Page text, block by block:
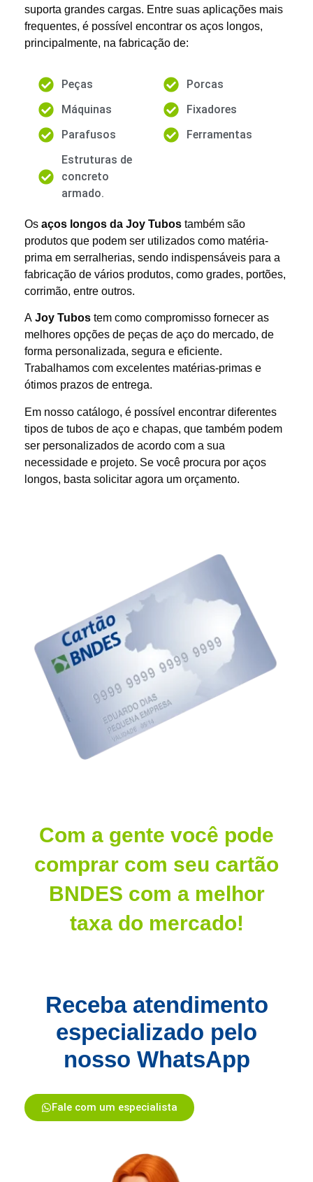
suporta grandes cargas. Entre suas aplicações mais
frequentes, é possível encontrar os aços longos,
principalmente, na fabricação de:
Peças
Máquinas
Parafusos
Estruturas de
concreto
armado.
Porcas
Fixadores
Ferramentas
Os aços longos da Joy Tubos também são
produtos que podem ser utilizados como matéria-
prima em serralherias, sendo indispensáveis para a
fabricação de vários produtos, como grades, portões,
corrimão, entre outros.
A Joy Tubos tem como compromisso fornecer as
melhores opções de peças de aço do mercado, de
forma personalizada, segura e eficiente.
Trabalhamos com excelentes matérias-primas e
ótimos prazos de entrega.
Em nosso catálogo, é possível encontrar diferentes
tipos de tubos de aço e chapas, que também podem
ser personalizados de acordo com a sua
necessidade e projeto. Se você procura por aços
longos, basta solicitar agora um orçamento.
Com a gente você pode
comprar com seu cartão
BNDES com a melhor
taxa do mercado!
Receba atendimento
especializado pelo
nosso WhatsApp
Fale com um especialista